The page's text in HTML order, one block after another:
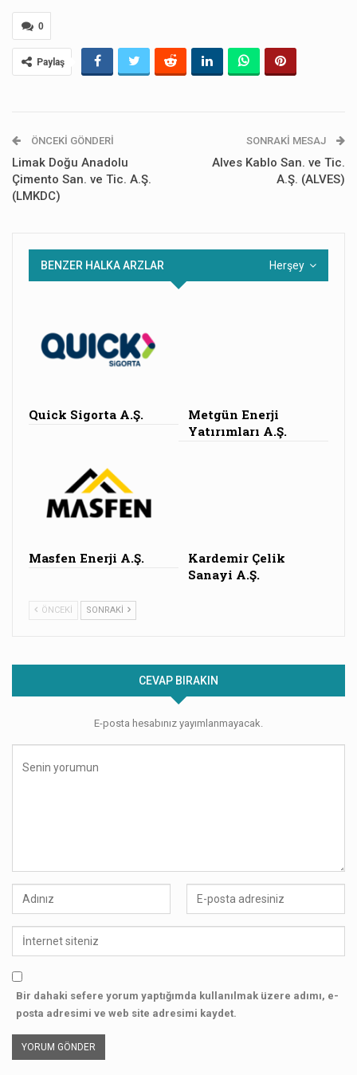
0
Paylaş
ÖNCEKI GÖNDERI
Limak Doğu Anadolu
Çimento San. ve Tic. A.Ş.
(LMKDC)
SONRAKI MESAJ
Alves Kablo San. ve Tic.
A.Ş. (ALVES)
Herşey
BENZER HALKA ARZLAR
Quick Sigorta A.Ş.
Metgün Enerji
Yatırımları A.Ş.
Masfen Enerji A.Ş.
Kardemir Çelik
Sanayi A.Ş.
ÖNCEKI SONRAKI
CEVAP BIRAKIN
E-posta hesabınız yayımlanmayacak.
Bir dahaki sefere yorum yaptığımda kullanılmak üzere adımı, e-
posta adresimi ve web site adresimi kaydet.